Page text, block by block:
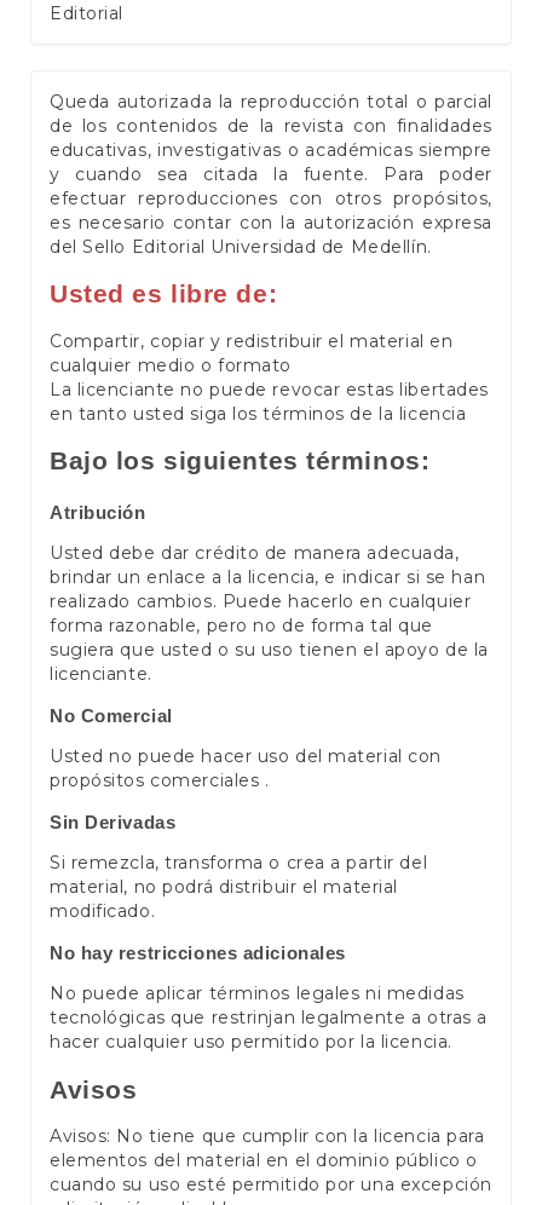
Editorial
Queda autorizada la reproducción total o parcial
de los contenidos de la revista con finalidades
educativas, investigativas o académicas siempre
y cuando sea citada la fuente. Para poder
efectuar reproducciones con otros propósitos,
es necesario contar con la autorización expresa
del Sello Editorial Universidad de Medellín.
Usted es libre de:
Compartir, copiar y redistribuir el material en
cualquier medio o formato
La licenciante no puede revocar estas libertades
en tanto usted siga los términos de la licencia
Bajo los siguientes términos:
Atribución
Usted debe dar crédito de manera adecuada,
brindar un enlace a la licencia, e indicar si se han
realizado cambios. Puede hacerlo en cualquier
forma razonable, pero no de forma tal que
sugiera que usted o su uso tienen el apoyo de la
licenciante.
No Comercial
Usted no puede hacer uso del material con
propósitos comerciales .
Sin Derivadas
Si remezcla, transforma o crea a partir del
material, no podrá distribuir el material
modificado.
No hay restricciones adicionales
No puede aplicar términos legales ni medidas
tecnológicas que restrinjan legalmente a otras a
hacer cualquier uso permitido por la licencia.
Avisos
Avisos: No tiene que cumplir con la licencia para
elementos del material en el dominio público o
cuando su uso esté permitido por una excepción